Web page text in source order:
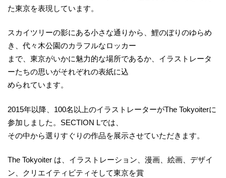
た東京を表現しています。
スカイツリーの影にある小さな通りから、鯉のぼりのゆらめ
き、代々木公園のカラフルなロッカー
まで、東京がいかに魅力的な場所であるか、イラストレータ
ーたちの思いがそれぞれの表紙に込
められています。
2015年以降、100名以上のイラストレーターがThe Tokyoiterに
参加しました。SECTION Lでは、
その中から選りすぐりの作品を展示させていただきます。
The Tokyoiter は、イラストレーション、漫画、絵画、デザイ
ン、クリエイティビティそして東京を賞